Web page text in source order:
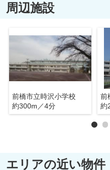
周辺施設
前橋市立時沢小学校
約300m／4分
前
約
エリアの近い物件